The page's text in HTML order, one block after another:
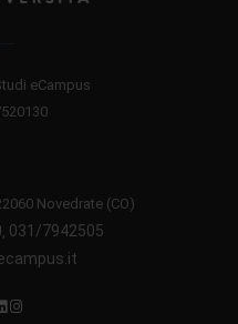
eCampus
Novedrate (CO)
031/7942505